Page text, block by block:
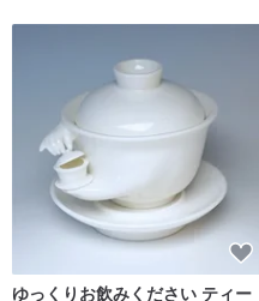
ゆっくりお飲みください ティー